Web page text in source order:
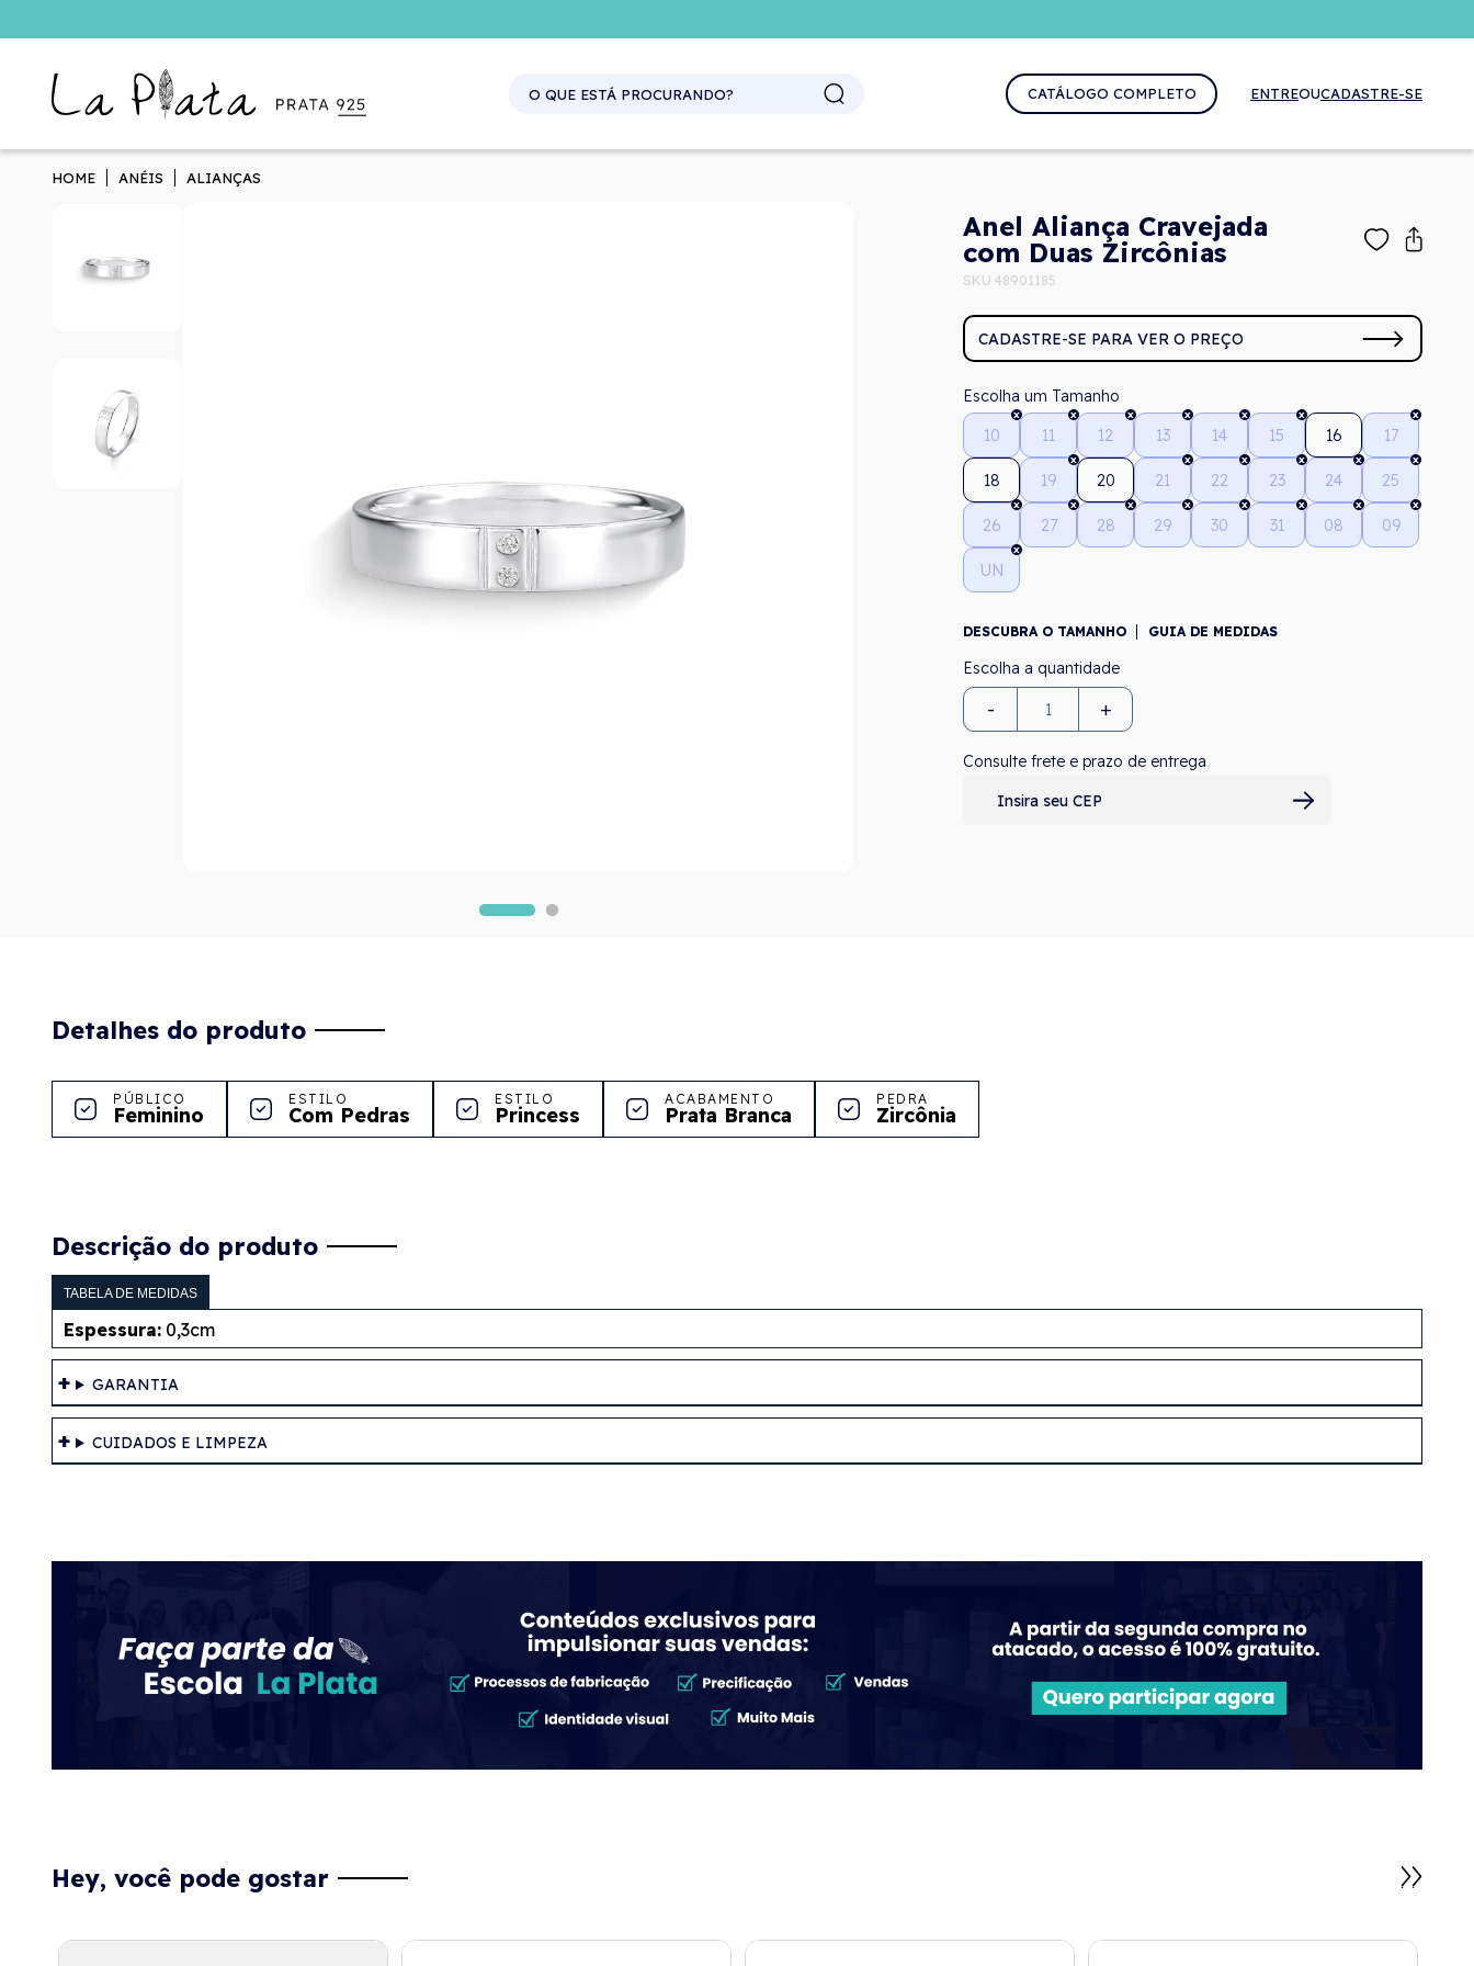
CATÁLOGO COMPLETO ENTREOUCADASTRE-SE
HOME ANÉIS ALIANÇAS
Anel Aliança Cravejada
com Duas Zircônias
SKU 48901185
CADASTRE-SE PARA VER O PREÇO
Tamanho
10
11 12 13 14 15 16 17
18 19 20 21 22 23 24 25
26 27 28 29 30 31 08 09
UN
DESCUBRA O TAMANHO GUIA DE MEDIDAS
- +
Consulte frete e prazo de entrega
Detalhes do produto
PÚBLICO
Feminino
ESTILO
Com Pedras
ESTILO
Princess
ACABAMENTO
Prata Branca
PEDRA
Zircônia
Descrição do produto
TABELA DE MEDIDAS
Espessura: 0,3cm
GARANTIA
CUIDADOS E LIMPEZA
Hey, você pode gostar